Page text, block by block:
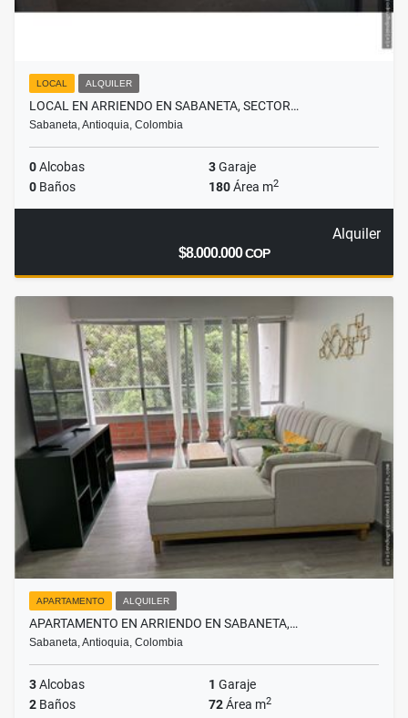
LOCAL ALQUILER
LOCAL EN ARRIENDO EN SABANETA, SECTOR…
Sabaneta, Antioquia, Colombia
0Alcobas 3Garaje
0 Baños 180Área m2
Alquiler
$8.000.000COP
APARTAMENTO ALQUILER
APARTAMENTO EN ARRIENDO EN SABANETA,…
Sabaneta, Antioquia, Colombia
3Alcobas 1 Garaje
2 Baños 72Área m2